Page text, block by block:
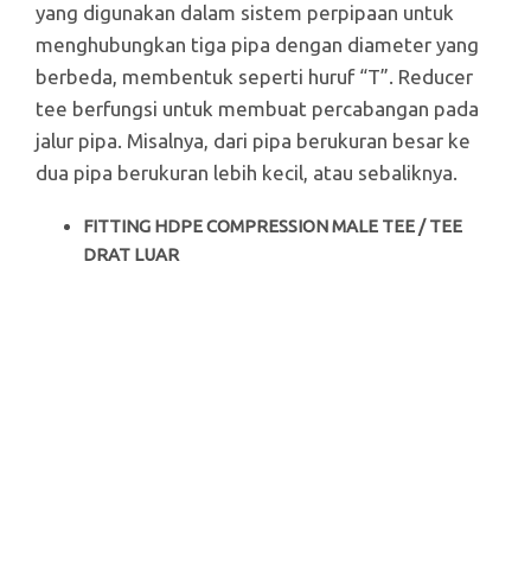
yang digunakan dalam sistem perpipaan untuk
menghubungkan tiga pipa dengan diameter yang
berbeda, membentuk seperti huruf “T”. Reducer
tee berfungsi untuk membuat percabangan pada
jalur pipa. Misalnya, dari pipa berukuran besar ke
dua pipa berukuran lebih kecil, atau sebaliknya.
FITTING HDPE COMPRESSION MALE TEE / TEE
DRAT LUAR